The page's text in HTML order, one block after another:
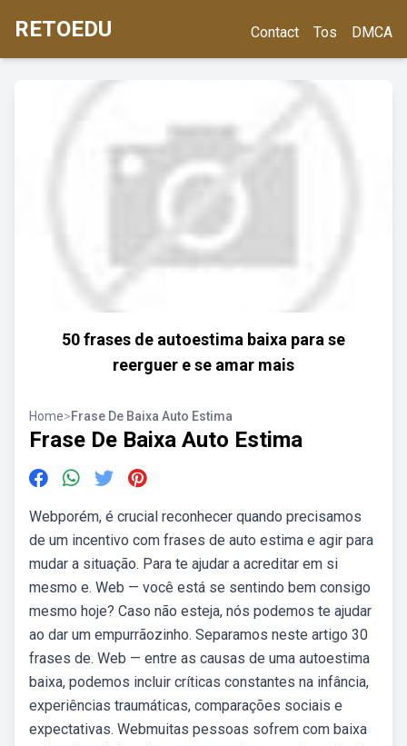
RETOEDU Contact Tos DMCA
50 frases de autoestima baixa para se
reerguer e se amar mais
Home>Frase De Baixa Auto Estima
Frase De Baixa Auto Estima
Webporém, é crucial reconhecer quando precisamos
de um incentivo com frases de auto estima e agir para
mudar a situação. Para te ajudar a acreditar em si
mesmo e. Web — você está se sentindo bem consigo
mesmo hoje? Caso não esteja, nós podemos te ajudar
ao dar um empurrãozinho. Separamos neste artigo 30
frases de. Web — entre as causas de uma autoestima
baixa, podemos incluir críticas constantes na infância,
experiências traumáticas, comparações sociais e
expectativas. Webmuitas pessoas sofrem com baixa